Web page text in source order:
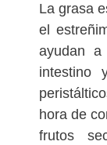
La grasa
el
ayudan
intestino
hora de
frutos